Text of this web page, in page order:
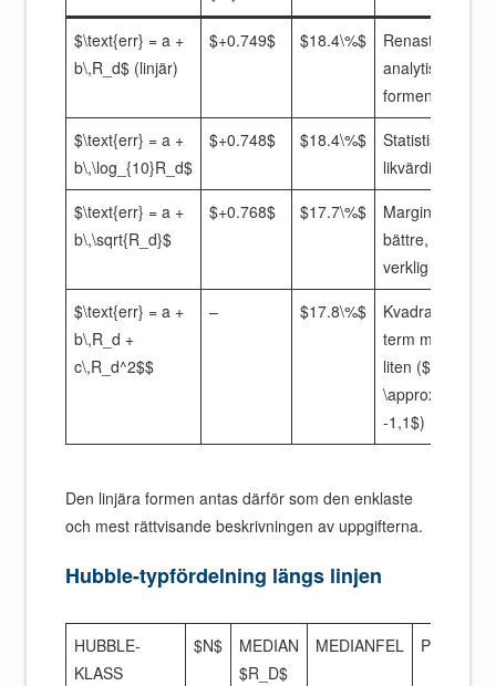
$\text{err} = a +
b\,R_d$ (linjär)
$+0.749$ $18.4\%$
Renaste
analytiska
formen
$\text{err} = a +
b\,\log_{10}R_d$
$+0.748$ $18.4\%$
Statistiskt
likvärdig
$\text{err} = a +
b\,\sqrt{R_d}$
$+0.768$ $17.7\%$
Marginellt
bättre, ingen
verklig vinst
$\text{err} = a +
b\,R_d +
c\,R_d^2$$
– $17.8\%$
Kvadratisk
term mycket
liten ($c
\approx
-1,1$)
Den linjära formen antas därför som den enklaste
och mest rättvisande beskrivningen av uppgifterna.
Hubble-typfördelning längs linjen
HUBBLE-
KLASS
$N$
MEDIAN
$R_D$
MEDIANFEL POSITION